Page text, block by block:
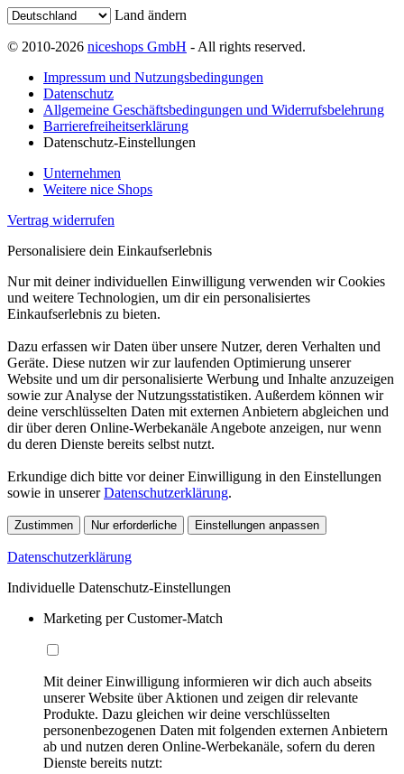
Land ändern
© 2010-2026 niceshops GmbH - All rights reserved.
Impressum und Nutzungsbedingungen
Datenschutz
Allgemeine Geschäftsbedingungen und Widerrufsbelehrung
Barrierefreiheitserklärung
Datenschutz-Einstellungen
Unternehmen
Weitere nice Shops
Vertrag widerrufen
Personalisiere dein Einkaufserlebnis
Nur mit deiner individuellen Einwilligung verwenden wir Cookies
und weitere Technologien, um dir ein personalisiertes
Einkaufserlebnis zu bieten.
Dazu erfassen wir Daten über unsere Nutzer, deren Verhalten und
Geräte. Diese nutzen wir zur laufenden Optimierung unserer
Website und um dir personalisierte Werbung und Inhalte anzuzeigen
sowie zur Analyse der Nutzungsstatistiken. Außerdem können wir
deine verschlüsselten Daten mit externen Anbietern abgleichen und
dir über deren Online-Werbekanäle Angebote anzeigen, nur wenn
du deren Dienste bereits selbst nutzt.
Erkundige dich bitte vor deiner Einwilligung in den Einstellungen
sowie in unsererDatenschutzerklärung.
Zustimmen Nur erforderliche Einstellungen anpassen
Datenschutzerklärung
Individuelle Datenschutz-Einstellungen
Marketing per Customer-Match
Mit deiner Einwilligung informieren wir dich auch abseits
unserer Website über Aktionen und zeigen dir relevante
Produkte. Dazu gleichen wir deine verschlüsselten
personenbezogenen Daten mit folgenden externen Anbietern
ab und nutzen deren Online-Werbekanäle, sofern du deren
Dienste bereits nutzt: